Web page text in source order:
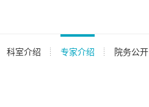
科室介绍 专家介绍 院务公开